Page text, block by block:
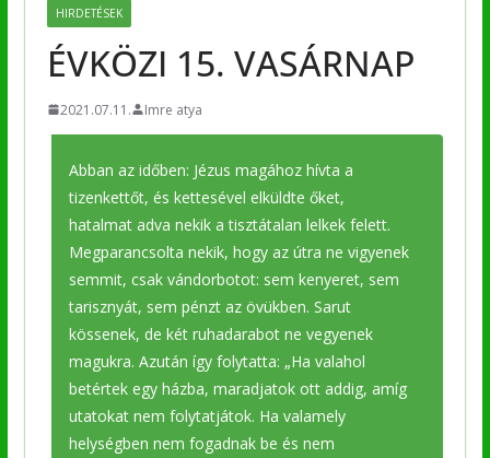
HIRDETÉSEK
ÉVKÖZI 15. VASÁRNAP
2021.07.11. Imre atya
Abban az időben: Jézus magához hívta a
tizenkettőt, és kettesével elküldte őket,
hatalmat adva nekik a tisztátalan lelkek felett.
Megparancsolta nekik, hogy az útra ne vigyenek
semmit, csak vándorbotot: sem kenyeret, sem
tarisznyát, sem pénzt az övükben. Sarut
kössenek, de két ruhadarabot ne vegyenek
magukra. Azután így folytatta: „Ha valahol
betértek egy házba, maradjatok ott addig, amíg
utatokat nem folytatjátok. Ha valamely
helységben nem fogadnak be és nem